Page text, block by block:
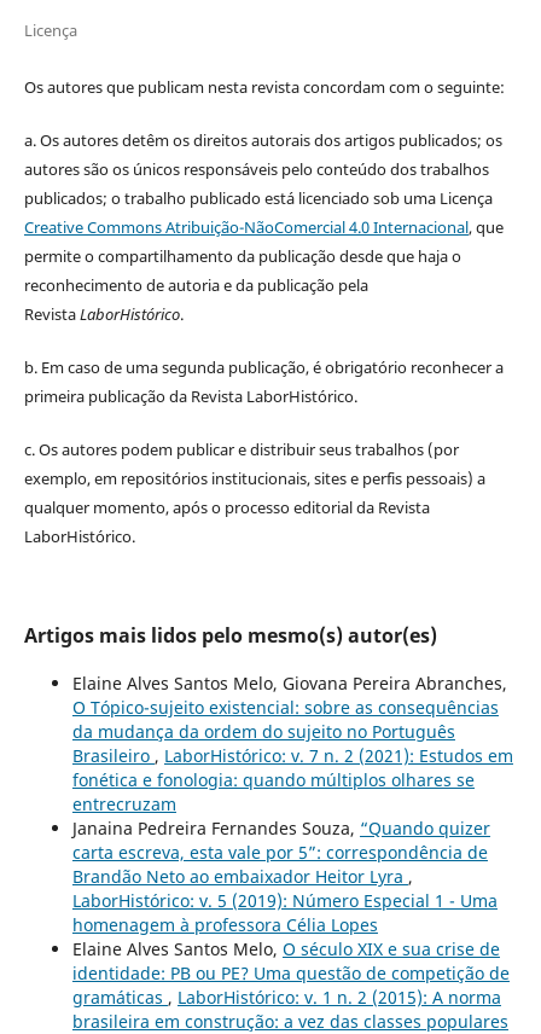
Licença
Os autores que publicam nesta revista concordam com o seguinte:
a.Os autores detêm os direitos autorais dos artigos publicados; os
autores são os únicos responsáveis pelo conteúdo dos trabalhos
publicados; o trabalho publicado está licenciado sob uma Licença
Creative Commons Atribuição-NãoComercial 4.0 Internacional, que
permite o compartilhamento da publicação desde que haja o
reconhecimento de autoria e da publicação pela
RevistaLaborHistórico.
b. Em caso de uma segunda publicação, é obrigatório reconhecer a
primeira publicação da Revista LaborHistórico.
c. Os autores podem publicar e distribuir seus trabalhos (por
exemplo, em repositórios institucionais, sites e perfis pessoais) a
qualquer momento, após o processo editorial da Revista
LaborHistórico.
Artigos mais lidos pelo mesmo(s) autor(es)
Elaine Alves Santos Melo, Giovana Pereira Abranches,
O Tópico-sujeito existencial: sobre as consequências
da mudança da ordem do sujeito no Português
Brasileiro , LaborHistórico: v. 7 n. 2 (2021): Estudos em
fonética e fonologia: quando múltiplos olhares se
entrecruzam
Janaina Pedreira Fernandes Souza, “Quando quizer
carta escreva, esta vale por 5”: correspondência de
Brandão Neto ao embaixador Heitor Lyra ,
LaborHistórico: v. 5 (2019): Número Especial 1 - Uma
homenagem à professora Célia Lopes
Elaine Alves Santos Melo, O século XIX e sua crise de
identidade: PB ou PE? Uma questão de competição de
gramáticas , LaborHistórico: v. 1 n. 2 (2015): A norma
brasileira em construção: a vez das classes populares